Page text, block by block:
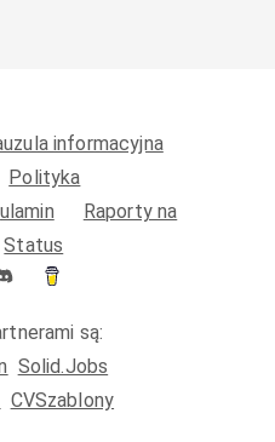
informacyjna
Polityka
Raporty na
Status
są:
Solid.Jobs
CVSzablony